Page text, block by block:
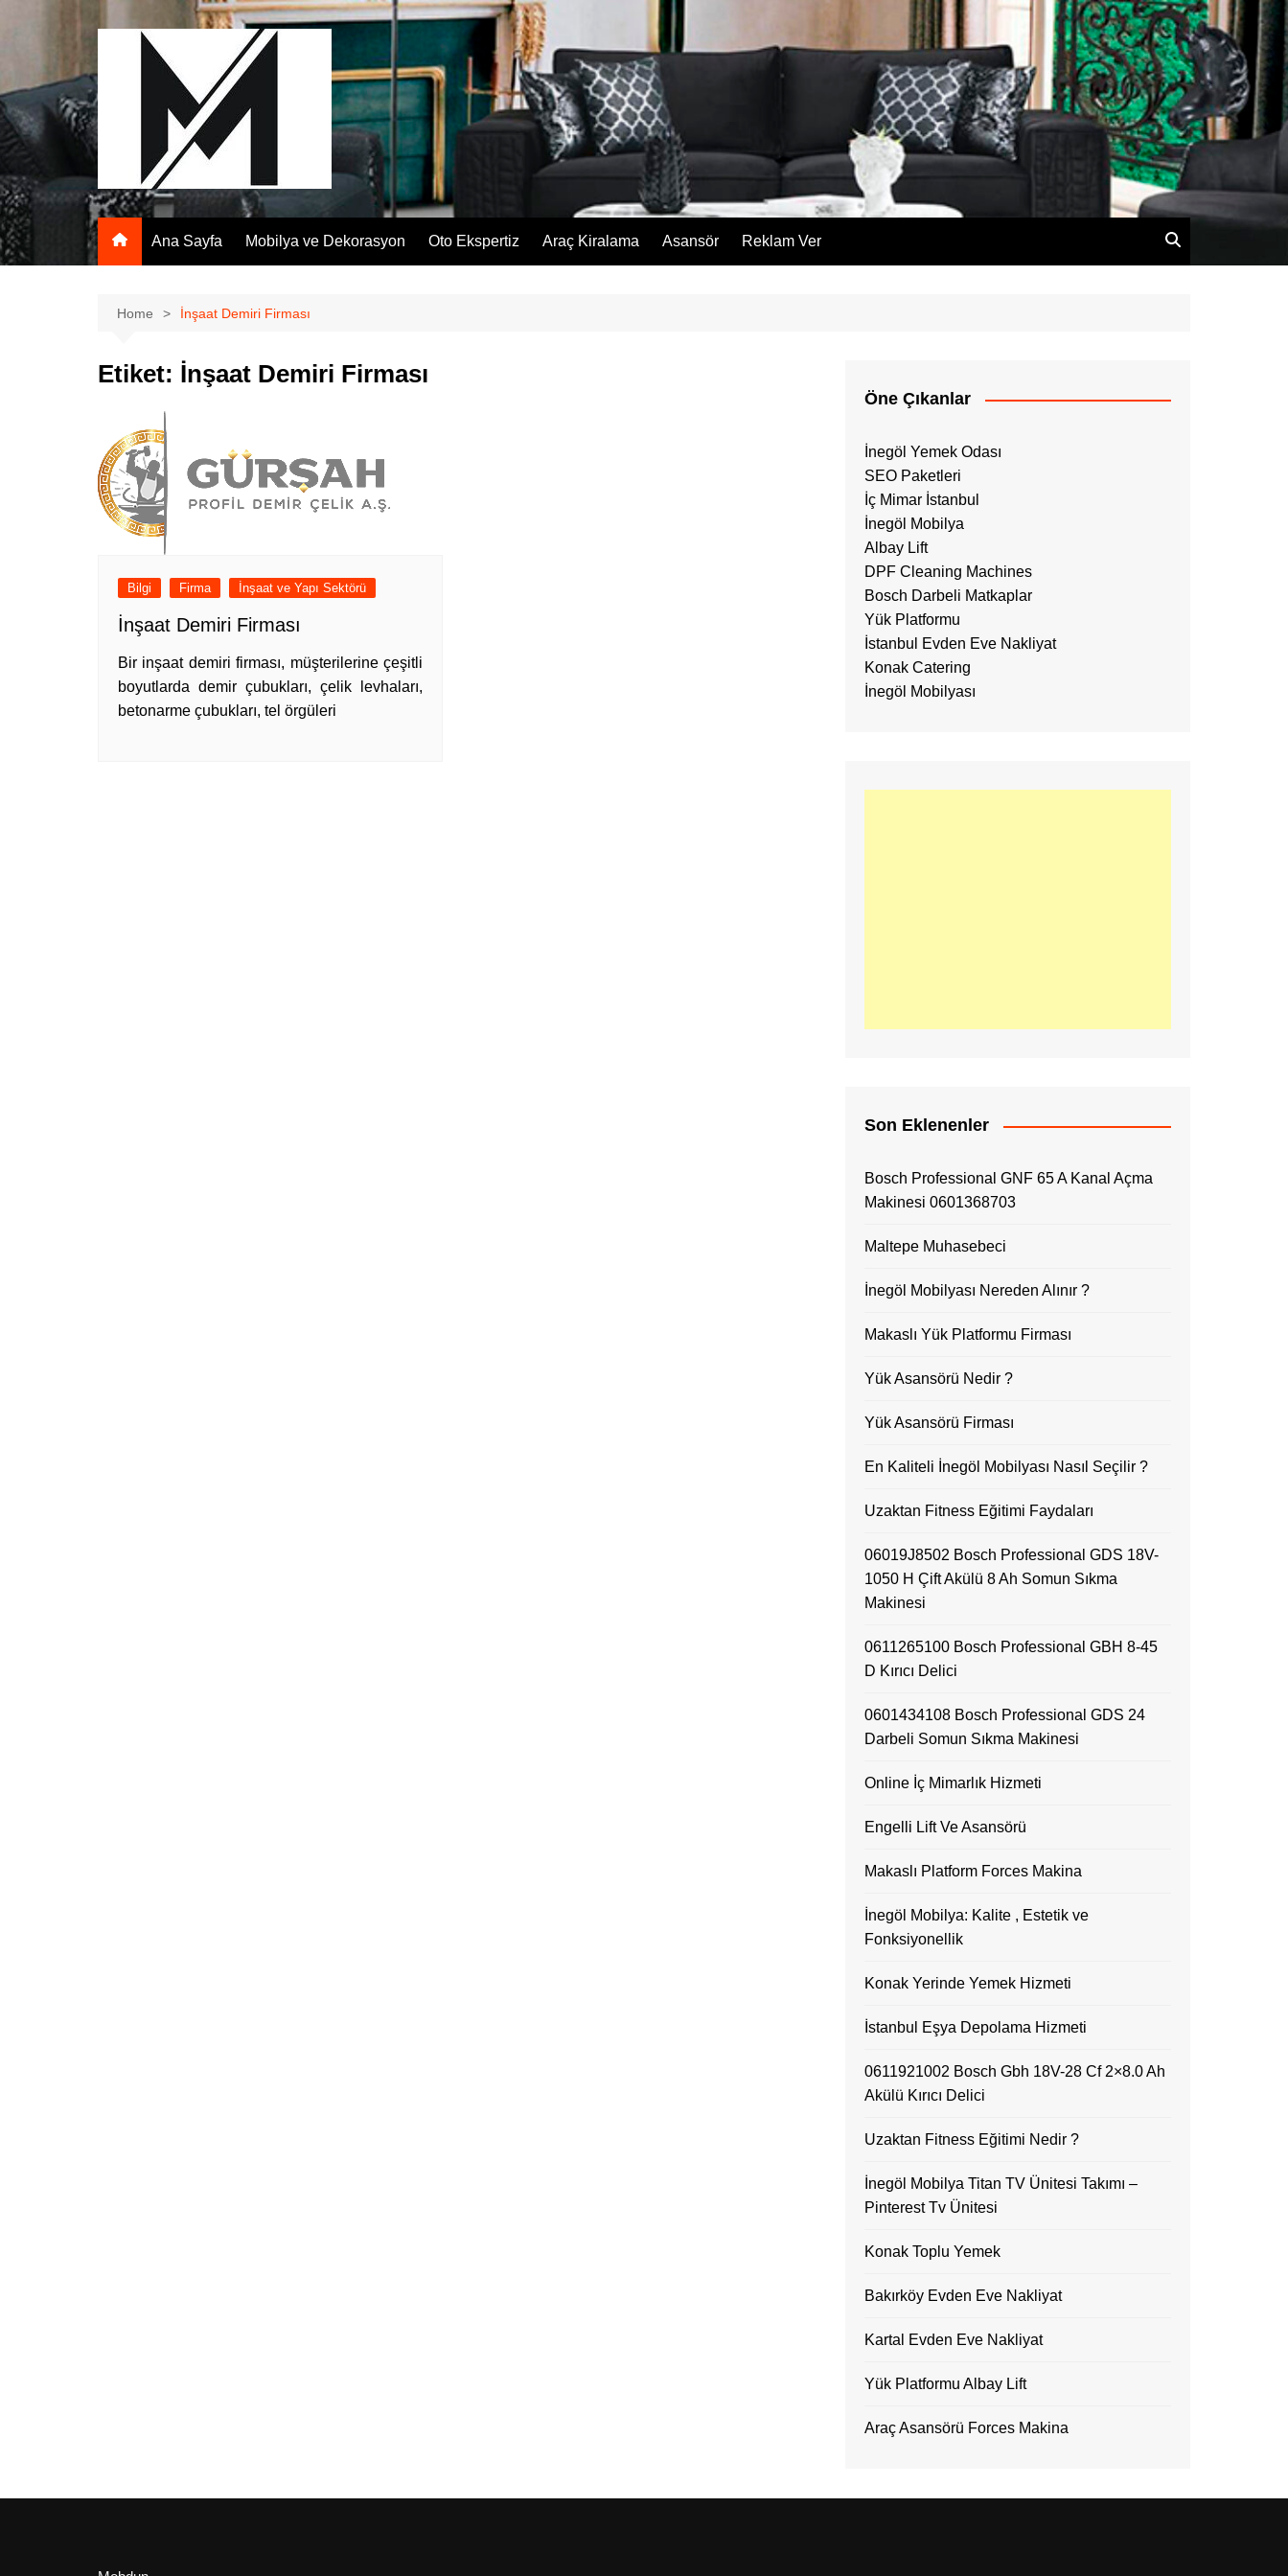
Ana Sayfa Mobilya ve Dekorasyon Oto Ekspertiz Araç Kiralama Asansör Reklam Ver
Home İnşaat Demiri Firması
Etiket: İnşaat Demiri Firması
Bilgi Firma İnşaat ve Yapı Sektörü
İnşaat Demiri Firması
Bir inşaat demiri firması, müşterilerine çeşitli
boyutlarda demir çubukları, çelik levhaları,
betonarme çubukları, tel örgüleri
Öne Çıkanlar
İnegöl Yemek Odası
SEO Paketleri
İç Mimar İstanbul
İnegöl Mobilya
Albay Lift
DPF Cleaning Machines
Bosch Darbeli Matkaplar
Yük Platformu
İstanbul Evden Eve Nakliyat
Konak Catering
İnegöl Mobilyası
Son Eklenenler
Bosch Professional GNF 65 A Kanal Açma
Makinesi 0601368703
Maltepe Muhasebeci
İnegöl Mobilyası Nereden Alınır ?
Makaslı Yük Platformu Firması
Yük Asansörü Nedir ?
Yük Asansörü Firması
En Kaliteli İnegöl Mobilyası Nasıl Seçilir ?
Uzaktan Fitness Eğitimi Faydaları
06019J8502 Bosch Professional GDS 18V-
1050 H Çift Akülü 8 Ah Somun Sıkma
Makinesi
0611265100 Bosch Professional GBH 8-45
D Kırıcı Delici
0601434108 Bosch Professional GDS 24
Darbeli Somun Sıkma Makinesi
Online İç Mimarlık Hizmeti
Engelli Lift Ve Asansörü
Makaslı Platform Forces Makina
İnegöl Mobilya: Kalite , Estetik ve
Fonksiyonellik
Konak Yerinde Yemek Hizmeti
İstanbul Eşya Depolama Hizmeti
0611921002 Bosch Gbh 18V-28 Cf 2×8.0 Ah
Akülü Kırıcı Delici
Uzaktan Fitness Eğitimi Nedir ?
İnegöl Mobilya Titan TV Ünitesi Takımı –
Pinterest Tv Ünitesi
Konak Toplu Yemek
Bakırköy Evden Eve Nakliyat
Kartal Evden Eve Nakliyat
Yük Platformu Albay Lift
Araç Asansörü Forces Makina